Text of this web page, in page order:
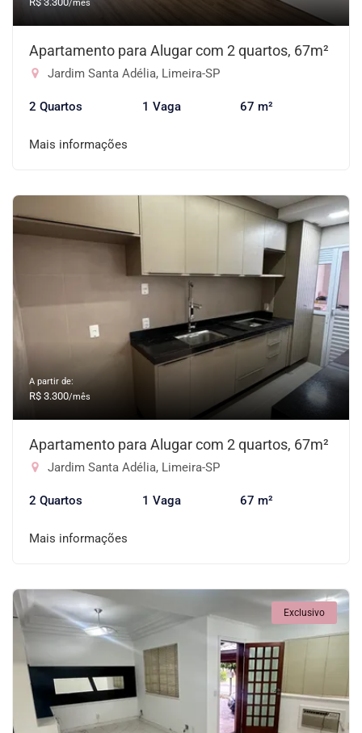
/mês
Apartamento para Alugar com 2 quartos, 67m²
Jardim Santa Adélia, Limeira-SP
2 Quartos 1 Vaga 67 m²
Mais informações
A partir de:
R$ 3.300/mês
Apartamento para Alugar com 2 quartos, 67m²
Jardim Santa Adélia, Limeira-SP
2 Quartos 1 Vaga 67 m²
Mais informações
Exclusivo